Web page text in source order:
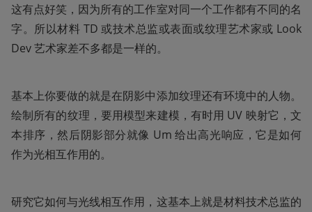
这有点好笑，因为所有的工作室对同一个工作都有不同的名
字。所以材料 TD 或技术总监或表面或纹理艺术家或 Look
Dev 艺术家差不多都是一样的。
基本上你要做的就是在阴影中添加纹理还有环境中的人物。
绘制所有的纹理，要用模型来建模，有时用 UV 映射它，文
本排序，然后阴影部分就像 Um 给出高光响应，它是如何
作为光相互作用的。
研究它如何与光线相互作用，这基本上就是材料技术总监的